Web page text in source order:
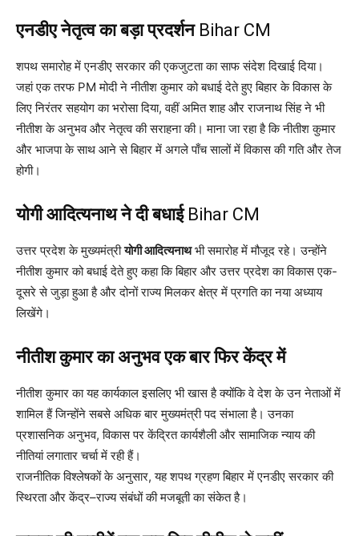
एनडीए नेतृत्व का बड़ा प्रदर्शनBihar CM
शपथ समारोह में एनडीए सरकार की एकजुटता का साफ संदेश दिखाई दिया।
जहां एक तरफ PM मोदी ने नीतीश कुमार को बधाई देते हुए बिहार के विकास के
लिए निरंतर सहयोग का भरोसा दिया, वहीं अमित शाह और राजनाथ सिंह ने भी
नीतीश के अनुभव और नेतृत्व की सराहना की। माना जा रहा है कि नीतीश कुमार
और भाजपा के साथ आने से बिहार में अगले पाँच सालों में विकास की गति और तेज
होगी।
योगी आदित्यनाथ ने दी बधाईBihar CM
उत्तर प्रदेश के मुख्यमंत्रीयोगी आदित्यनाथभी समारोह में मौजूद रहे। उन्होंने
नीतीश कुमार को बधाई देते हुए कहा कि बिहार और उत्तर प्रदेश का विकास एक-
दूसरे से जुड़ा हुआ है और दोनों राज्य मिलकर क्षेत्र में प्रगति का नया अध्याय
लिखेंगे।
नीतीश कुमार का अनुभव एक बार फिर केंद्र में
नीतीश कुमार का यह कार्यकाल इसलिए भी खास है क्योंकि वे देश के उन नेताओं में
शामिल हैं जिन्होंने सबसे अधिक बार मुख्यमंत्री पद संभाला है। उनका
प्रशासनिक अनुभव, विकास पर केंद्रित कार्यशैली और सामाजिक न्याय की
नीतियां लगातार चर्चा में रही हैं।
राजनीतिक विश्लेषकों के अनुसार, यह शपथ ग्रहण बिहार में एनडीए सरकार की
स्थिरता और केंद्र–राज्य संबंधों की मजबूती का संकेत है।